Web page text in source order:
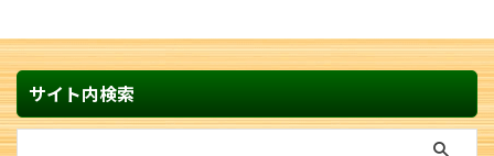
サイト内検索